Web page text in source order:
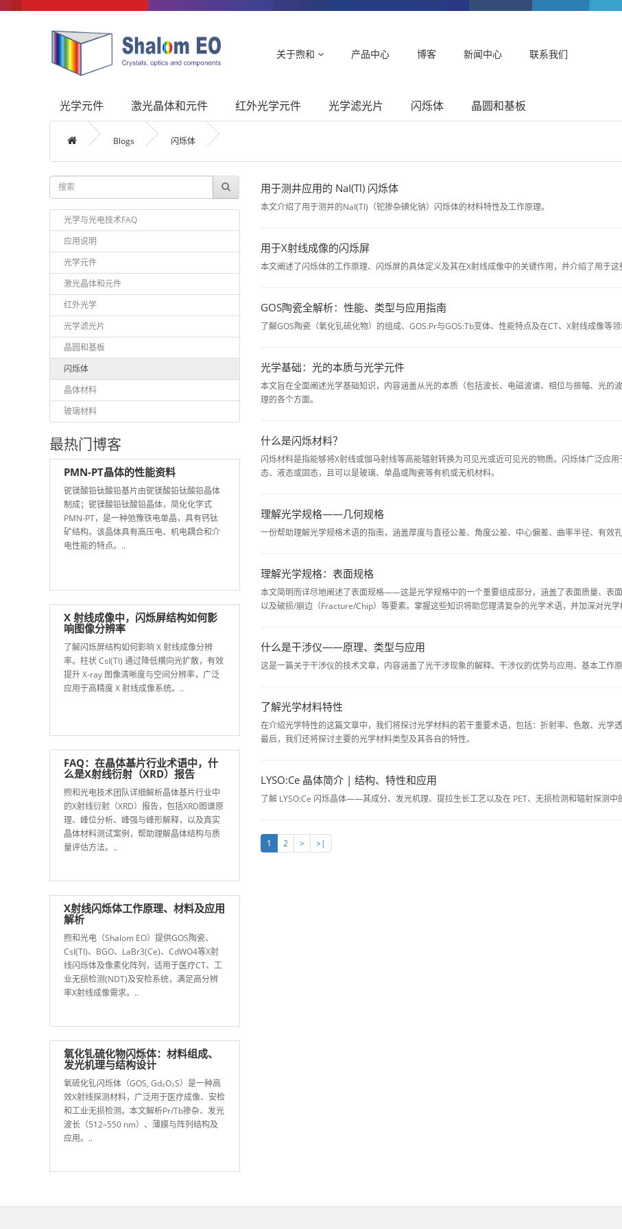
关于煦和 产品中心 博客 新闻中心 联系我们
光学元件 激光晶体和元件 红外光学元件 光学滤光片 闪烁体 晶圆和基板
Blogs 闪烁体
光学与光电技术FAQ
应用说明
光学元件
激光晶体和元件
红外光学
光学滤光片
晶圆和基板
闪烁体
晶体材料
玻璃材料
最热门博客
PMN-PT晶体的性能资料
铌镁酸铅钛酸铅基片由铌镁酸铅钛酸铅晶体
制成；铌镁酸铅钛酸铅晶体，简化化学式
PMN-PT，是一种弛豫铁电单晶，具有钙钛
矿结构。该晶体具有高压电、机电耦合和介
电性能的特点。..
X 射线成像中，闪烁屏结构如何影
响图像分辨率
了解闪烁屏结构如何影响 X 射线成像分辨
率。柱状 CsI(Tl) 通过降低横向光扩散，有效
提升 X-ray 图像清晰度与空间分辨率，广泛
应用于高精度 X 射线成像系统。..
FAQ：在晶体基片行业术语中，什
么是X射线衍射（XRD）报告
煦和光电技术团队详细解析晶体基片行业中
的X射线衍射（XRD）报告，包括XRD图谱原
理、峰位分析、峰强与峰形解释，以及真实
晶体材料测试案例，帮助理解晶体结构与质
量评估方法。..
X射线闪烁体工作原理、材料及应用
解析
煦和光电（Shalom EO）提供GOS陶瓷、
CsI(Tl)、BGO、LaBr3(Ce)、CdWO4等X射
线闪烁体及像素化阵列，适用于医疗CT、工
业无损检测(NDT)及安检系统，满足高分辨
率X射线成像需求。..
氧化钆硫化物闪烁体：材料组成、
发光机理与结构设计
氧硫化钆闪烁体（GOS, Gd₂O₂S）是一种高
效X射线探测材料，广泛用于医疗成像、安检
和工业无损检测。本文解析Pr/Tb掺杂、发光
波长（512–550 nm）、薄膜与阵列结构及
应用。..
用于测井应用的 NaI(Tl) 闪烁体
本文介绍了用于测井的NaI(Tl)（铊掺杂碘化钠）闪烁体的材料特性及工作原理。
用于X射线成像的闪烁屏
本文阐述了闪烁体的工作原理、闪烁屏的具体定义及其在X射线成像中的关键作用，并介绍了用于这
GOS陶瓷全解析：性能、类型与应用指南
了解GOS陶瓷（氧化钆硫化物）的组成、GOS:Pr与GOS:Tb变体、性能特点及在CT、X射线成像等
光学基础：光的本质与光学元件
本文旨在全面阐述光学基础知识，内容涵盖从光的本质（包括波长、电磁波谱、相位与振幅、光
理的各个方面。
什么是闪烁材料？
闪烁材料是指能够将X射线或伽马射线等高能辐射转换为可见光或近可见光的物质。闪烁体广泛应
态、液态或固态，且可以是玻璃、单晶或陶瓷等有机或无机材料。
理解光学规格——几何规格
一份帮助理解光学规格术语的指南，涵盖厚度与直径公差、角度公差、中心偏差、曲率半径、有效孔
理解光学规格：表面规格
本文简明而详尽地阐述了表面规格——这是光学规格中的一个重要组成部分，涵盖了表面质量、表
以及破损/崩边（Fracture/Chip）等要素。掌握这些知识将助您理清复杂的光学术语，并加深对光学
什么是干涉仪——原理、类型与应用
这是一篇关于干涉仪的技术文章，内容涵盖了光干涉现象的解释、干涉仪的优势与应用、基本工作
了解光学材料特性
在介绍光学特性的这篇文章中，我们将探讨光学材料的若干重要术语，包括：折射率、色散、光学
最后，我们还将探讨主要的光学材料类型及其各自的特性。
LYSO:Ce 晶体简介 | 结构、特性和应用
了解 LYSO:Ce 闪烁晶体——其成分、发光机理、提拉生长工艺以及在 PET、无损检测和辐射探测中
1 2 > >|